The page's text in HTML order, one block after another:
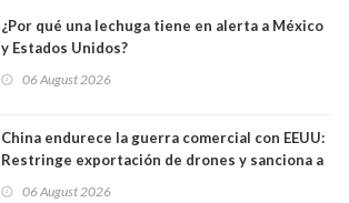
¿Por qué una lechuga tiene en alerta a México
y Estados Unidos?
06 August 2026
China endurece la guerra comercial con EEUU:
Restringe exportación de drones y sanciona a
06 August 2026